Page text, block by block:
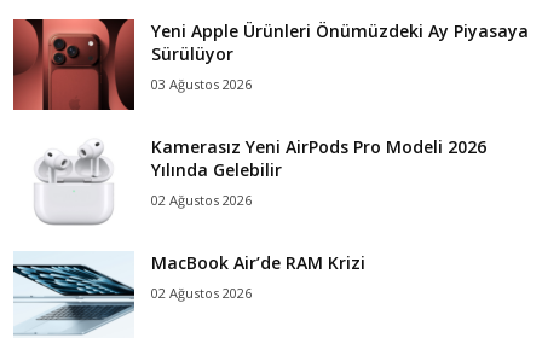
Yeni Apple Ürünleri Önümüzdeki Ay Piyasaya
Sürülüyor
03 Ağustos 2026
Kamerasız Yeni AirPods Pro Modeli 2026
Yılında Gelebilir
02 Ağustos 2026
MacBook Air’de RAM Krizi
02 Ağustos 2026